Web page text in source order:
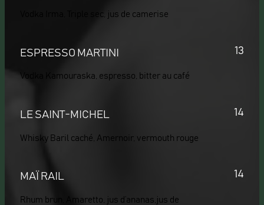
Vodka Irma, Triple sec, jus de camerise
ESPRESSO MARTINI
Vodka Kamouraska, espresso, bitter au café
13
LE SAINT-MICHEL
Whisky Baril caché, Amernoir, vermouth rouge
14
MAÏ RAIL
Rhum brun, Amaretto, jus d’ananas,jus de
14